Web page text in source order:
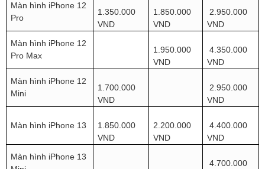
Màn hình iPhone 12
Pro
1.350.000
VND
1.850.000
VND
2.950.000
VND
Màn hình iPhone 12
Pro Max
1.950.000
VND
4.350.000
VND
Màn hình iPhone 12
Mini
1.700.000
VND
2.950.000
VND
Màn hình iPhone 13
1.850.000
VND
2.200.000
VND
4.400.000
VND
Màn hình iPhone 13
4.700.000